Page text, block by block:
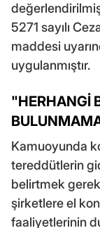
5271 sayılı
maddesi
uygulanmıştır.
"HERHANGİ
Kamuoyunda
tereddütlerin
belirtmek
şirketlere el
faaliyetlerinin